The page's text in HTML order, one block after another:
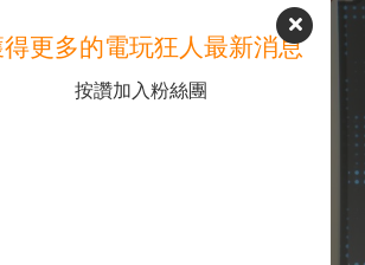
更多的電玩狂人最新消息
按讚加入粉絲團